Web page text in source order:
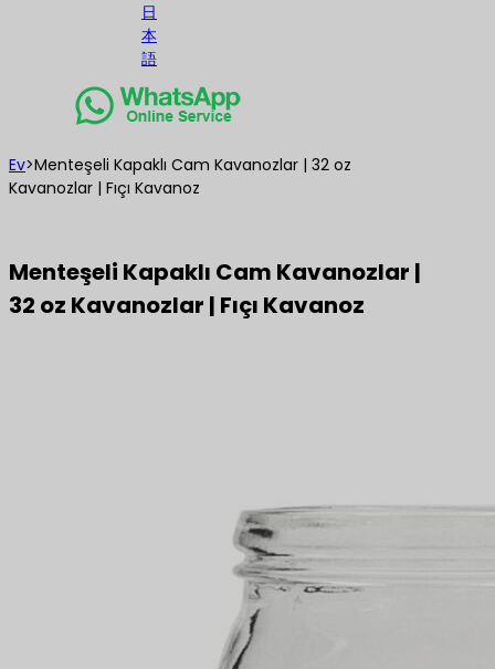
日
本
語
Ev>Menteşeli Kapaklı Cam Kavanozlar | 32 oz
Kavanozlar | Fıçı Kavanoz
Menteşeli Kapaklı Cam Kavanozlar |
32 oz Kavanozlar | Fıçı Kavanoz